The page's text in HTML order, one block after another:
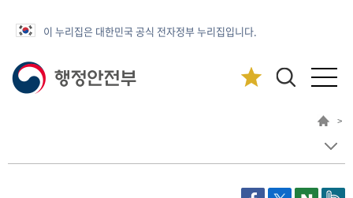
이 누리집은 대한민국 공식 전자정부 누리집입니다.
>